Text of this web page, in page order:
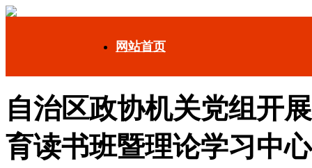
网站首页
自治区政协机关党组开
育读书班暨理论学习中